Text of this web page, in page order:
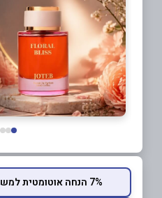
7% הנחה אוטומטית למשלמים בכרטיס המועדון